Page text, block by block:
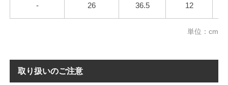
- 26 36.5 12
単位：cm
取り扱いのご注意